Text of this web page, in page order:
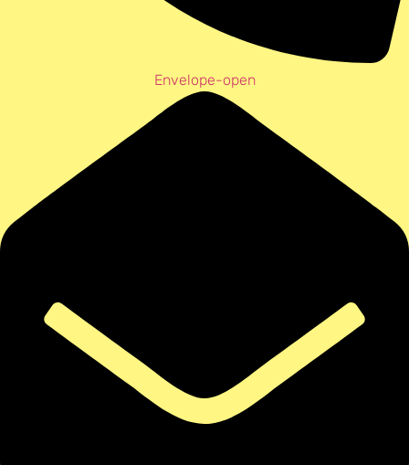
Envelope-open